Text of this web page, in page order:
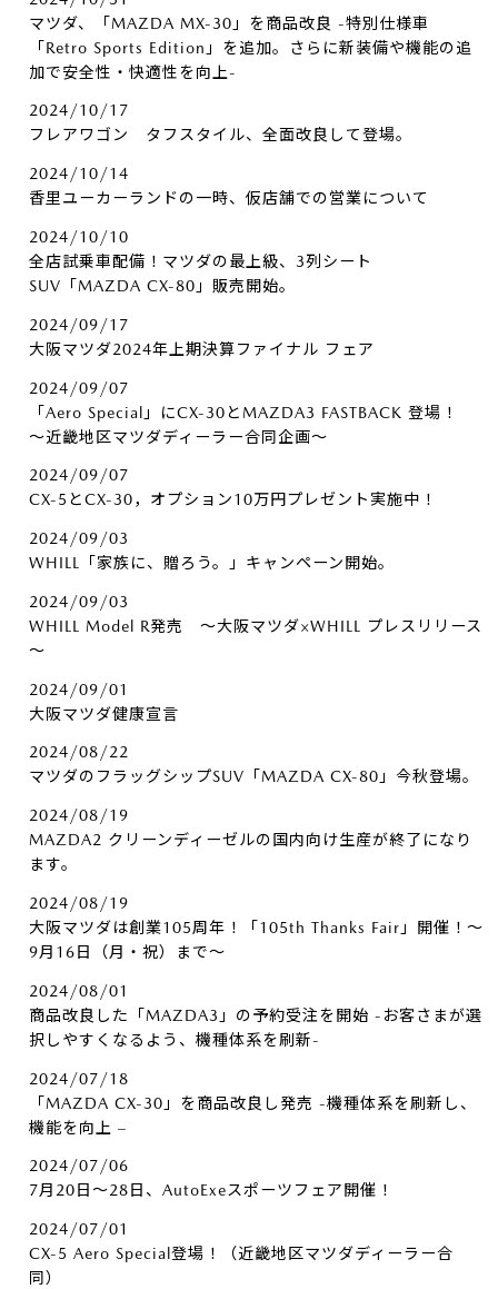
マツダ、「MAZDA MX-30」を商品改良 -特別仕様車
「Retro Sports Edition」を追加。さらに新装備や機能の追
加で安全性・快適性を向上-
2024/10/17
フレアワゴン タフスタイル、全面改良して登場。
2024/10/14
香里ユーカーランドの一時、仮店舗での営業について
2024/10/10
全店試乗車配備！マツダの最上級、3列シート
SUV「MAZDA CX-80」販売開始。
2024/09/17
大阪マツダ2024年上期決算ファイナル フェア
2024/09/07
「Aero Special」にCX-30とMAZDA3 FASTBACK 登場！
～近畿地区マツダディーラー合同企画～
2024/09/07
CX-5とCX-30，オプション10万円プレゼント実施中！
2024/09/03
WHILL「家族に、贈ろう。」キャンペーン開始。
2024/09/03
WHILL Model R発売 ～大阪マツダ×WHILL プレスリリース
～
2024/09/01
大阪マツダ健康宣言
2024/08/22
マツダのフラッグシップSUV「MAZDA CX-80」今秋登場。
2024/08/19
MAZDA2 クリーンディーゼルの国内向け生産が終了になり
ます。
2024/08/19
大阪マツダは創業105周年！「105th Thanks Fair」開催！～
9月16日（月・祝）まで～
2024/08/01
商品改良した「MAZDA3」の予約受注を開始 -お客さまが選
択しやすくなるよう、機種体系を刷新-
2024/07/18
「MAZDA CX-30」を商品改良し発売 -機種体系を刷新し、
機能を向上 –
2024/07/06
7月20日～28日、AutoExeスポーツフェア開催！
2024/07/01
CX-5 Aero Special登場！（近畿地区マツダディーラー合
同）